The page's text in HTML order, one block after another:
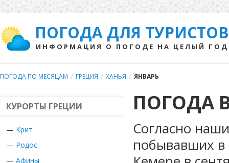
ПОГОДА ДЛЯ ТУРИСТОВ
ИНФОРМАЦИЯ О ПОГОДЕ НА ЦЕЛЫЙ ГОД
ПОГОДА ПО МЕСЯЦАМ / ГРЕЦИЯ / ХАНЬЯ / ЯНВАРЬ
КУРОРТЫ ГРЕЦИИ
— Крит
— Родос
— Афины
ПОГОДА
Согласно
побывавших в